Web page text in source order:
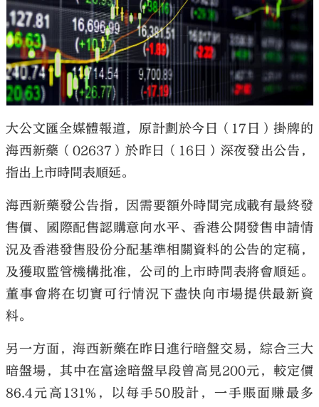
大公文匯
大公文匯全媒體報道，原計劃於今日（17日）掛牌的
海西新藥（02637）於昨日（16日）深夜發出公告，
指出上市時間表順延。
海西新藥發公告指，因需要額外時間完成載有最終發
售價、國際配售認購意向水平、香港公開發售申請情
況及香港發售股份分配基準相關資料的公告的定稿，
及獲取監管機構批准，公司的上市時間表將會順延。
董事會將在切實可行情況下盡快向市場提供最新資
料。
另一方面，海西新藥在昨日進行暗盤交易，綜合三大
暗盤場，其中在富途暗盤早段曾高見200元，較定價
86.4元高131%，以每手50股計，一手賬面賺最多